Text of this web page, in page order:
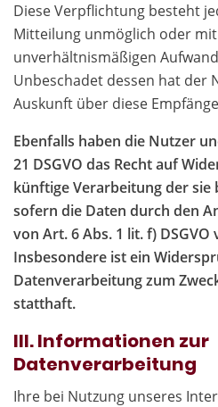
Diese Verpflichtung besteht
Mitteilung unmöglich oder
unverhältnismäßigen
Unbeschadet dessen hat der
Auskunft über diese
Ebenfalls haben die Nutzer
21 DSGVO das Recht auf
künftige Verarbeitung der sie
sofern die Daten durch den
von Art. 6 Abs. 1 lit. f)
Insbesondere ist ein
Datenverarbeitung zum
statthaft.
III. Informationen zur
Datenverarbeitung
Ihre bei Nutzung unseres